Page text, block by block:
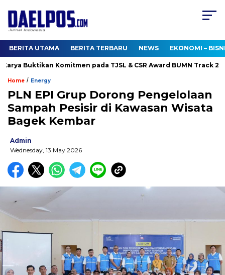
BERITA UTAMA BERITA TERBARU NEWS EKONOMI –
Buktikan Komitmen pada TJSL & CSR Award BUMN Track 2026
Home / Energy
PLN EPI Grup Dorong Pengelolaan
Sampah Pesisir di Kawasan Wisata
Bagek Kembar
Admin
Wednesday, 13 May 2026